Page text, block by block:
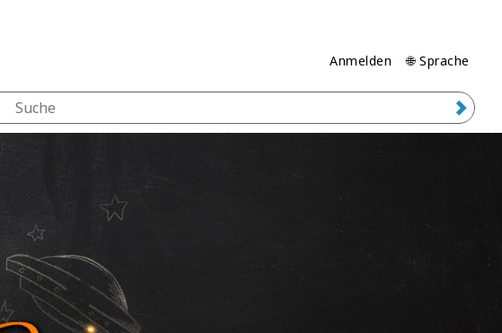
Anmelden 🌐 Sprache